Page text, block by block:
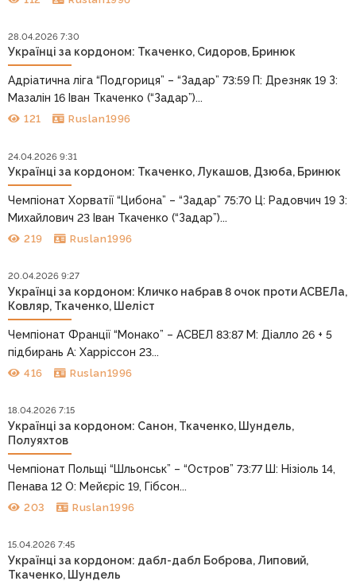
28.04.2026 7:30
Українці за кордоном: Ткаченко, Сидоров, Бринюк
Адріатична ліга “Подгориця” – “Задар” 73:59 П: Дрезняк 19 З:
Мазалін 16 Іван Ткаченко (“Задар”)...
121 Ruslan1996
24.04.2026 9:31
Українці за кордоном: Ткаченко, Лукашов, Дзюба, Бринюк
Чемпіонат Хорватії “Цибона” – “Задар” 75:70 Ц: Радовчич 19 З:
Михайлович 23 Іван Ткаченко (“Задар”)...
219 Ruslan1996
20.04.2026 9:27
Українці за кордоном: Кличко набрав 8 очок проти АСВЕЛа,
Ковляр, Ткаченко, Шеліст
Чемпіонат Франції “Монако” – АСВЕЛ 83:87 М: Діалло 26 + 5
підбирань А: Харріссон 23...
416 Ruslan1996
18.04.2026 7:15
Українці за кордоном: Санон, Ткаченко, Шундель,
Полуяхтов
Чемпіонат Польщі “Шльонськ” – “Остров” 73:77 Ш: Нізіоль 14,
Пенава 12 О: Мейєріс 19, Гібсон...
203 Ruslan1996
15.04.2026 7:45
Українці за кордоном: дабл-дабл Боброва, Липовий,
Ткаченко, Шундель